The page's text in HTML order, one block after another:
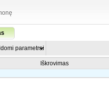
parametrai
Iškrovimas